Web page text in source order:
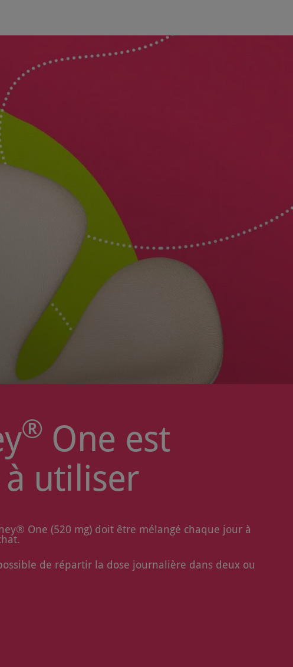
® One est
utiliser
One (520 mg) doit être mélangé chaque jour à
de répartir la dose journalière dans deux ou